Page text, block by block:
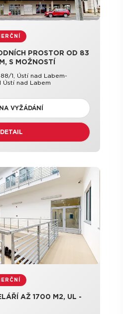
PROSTOR OD 83
S MOŽNOSTÍ
1, Ústí nad Labem-
Ústí nad Labem
VYŽÁDÁNÍ
DETAIL
AŽ 1700 M2, UL -